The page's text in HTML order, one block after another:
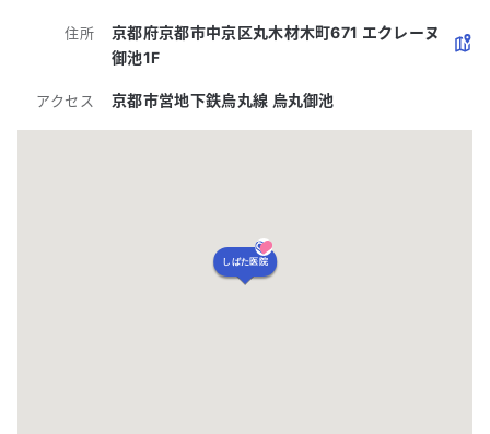
住所
京都府京都市中京区丸木材木町671 エクレーヌ
御池1F
アクセス 京都市営地下鉄烏丸線 烏丸御池
しばた医院